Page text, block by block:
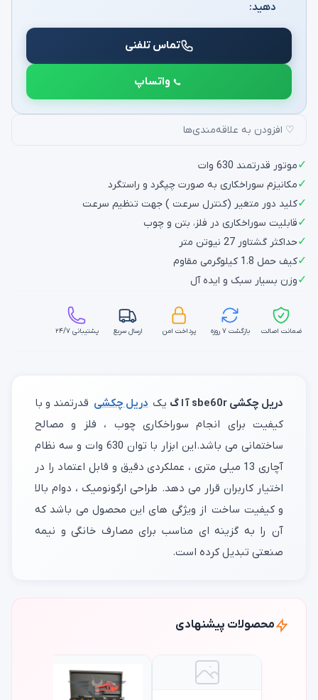
دهید:
تماس تلفنی
واتساپ
♡ افزودن به علاقه‌مندی‌ها
✓موتور قدرتمند 630 وات
✓مکانیزم سوراخکاری به صورت چپگرد و راستگرد
✓کلید دور متغیر (کنترل سرعت ) جهت تنظیم سرعت
✓قابلیت سوراخکاری در فلز، بتن و چوب
✓حداکثر گشتاور 27 نیوتن متر
✓کیف حمل 1.8 کیلوگرمی مقاوم
✓وزن بسیار سبک و ایده آل
ضمانت اصالت بازگشت ۷ روزه پرداخت امن ارسال سریع پشتیبانی ۲۴/۷
دریل چکشی sbe60r آ ا گ یک دریل چکشی قدرتمند و با
کیفیت برای انجام سوراخکاری چوب ، فلز و مصالح
ساختمانی می باشد.این ابزار با توان 630 وات و سه نظام
آچاری 13 میلی متری ، عملکردی دقیق و قابل اعتماد را در
اختیار کاربران قرار می دهد. طراحی ارگونومیک ، دوام بالا
و کیفیت ساخت از ویژگی های این محصول می باشد که
آن را به گزینه ای مناسب برای مصارف خانگی و نیمه
صنعتی تبدیل کرده است.
محصولات پیشنهادی